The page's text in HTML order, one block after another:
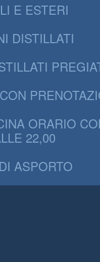
E ESTERI
DISTILLATI
ORARIO
22,00
ASPORTO